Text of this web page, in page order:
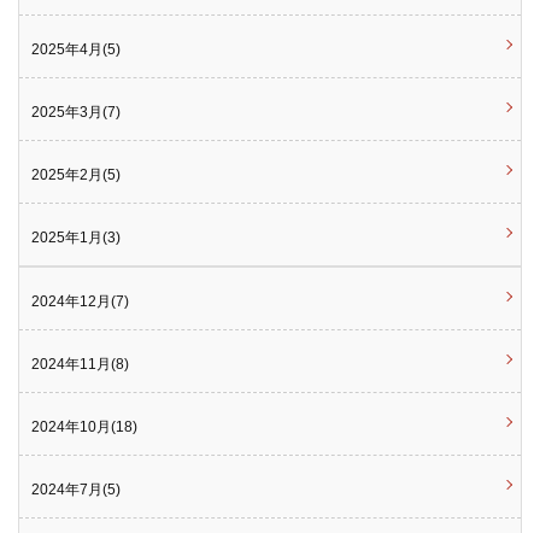
2025年4月(5)
2025年3月(7)
2025年2月(5)
2025年1月(3)
2024年12月(7)
2024年11月(8)
2024年10月(18)
2024年7月(5)